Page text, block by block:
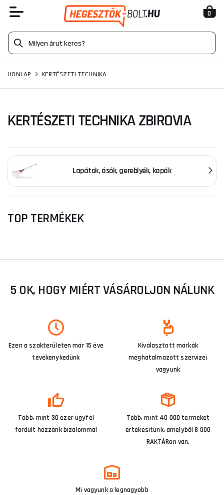
0
HONLAP KERTÉSZETI TECHNIKA
KERTÉSZETI TECHNIKA ZBIROVIA
Lapátok, ásók, gereblyék, kapák
TOP TERMÉKEK
5 OK, HOGY MIÉRT VÁSÁROLJON NÁLUNK
Ezen a szakterületen már 15 éve
tevékenykedünk
Kiválasztott márkák
meghatalmazott szervizei
vagyunk
Több, mint 30 ezer ügyfél
fordult hozzánk bizalommal
Több, mint 40 000 terméket
értékesítünk, amelyből 8 000
RAKTÁRon van.
Mi vagyunk a legnagyobb